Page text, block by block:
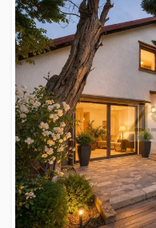
SZELIGI